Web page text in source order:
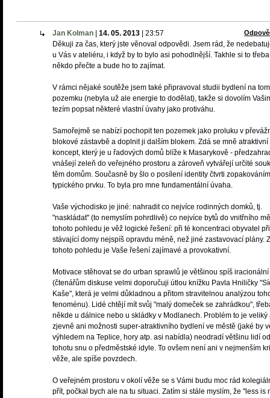
Jan Kolman 14. 05. 2013 23:57
Děkuji za čas, který jste věnoval odpovědi. Jsem rád, že
u Vás v ateliéru, i když by to bylo asi pohodlnější. Takhle si to třeba
někdo přečte a bude ho to zajímat.
V rámci nějaké soutěže jsem také připravoval studii bydlení na
pozemku (nebyla už ale energie to dodělat), takže si dovolím
tezím popsat některé vlastní úvahy jako protiváhu.
Samořejmě se nabízí pochopit ten pozemek jako proluku v
blokové zástavbě a doplnit ji dalším blokem. Zdá se mně atraktivní
koncept, který je u řadových domů blíže k Masarykově -
vnášejí zeleň do veřejného prostoru a zároveň vytvářejí určité
těm domům. Současně by šlo o posílení identity čtvrti zopakováním
typického prvku. To byla pro mne fundamentální úvaha.
Vaše východisko je jiné: nahradit co nejvíce rodinných domků, tj.
"naskládat" (to nemyslím pohrdlivě) co nejvíce bytů do vnitřního
tohoto pohledu je věž logické řešení: při té koncentraci obyvatel
stávající domy nejspíš opravdu méně, než jiné zastavovací plány. Z
tohoto pohledu je Vaše řešení zajímavé a provokativní.
Motivace stěhovat se do urban sprawlů je většinou spíš iracionální
(čtenářům diskuse velmi doporučuji útlou knížku Pavla Hniličky
Kaše", která je velmi důkladnou a přitom stravitelnou analýzou
fenoménu). Lidé chtějí mít svůj "malý domeček se zahrádkou",
někde u dálnice nebo u skládky v Modlanech. Problém to je veliký
zjevně ani možnosti super-atraktivního bydlení ve městě (jaké by
výhledem na Teplice, hory atp. asi nabídla) neodradí většinu lidí od
tohotu snu o předměstské idyle. To ovšem není ani v nejmenším
věže, ale spíše povzdech.
O veřejném prostoru v okolí věže se s Vámi budu moc rád
přít, počkal bych ale na tu situaci. Zatím si stále myslím, že "less is